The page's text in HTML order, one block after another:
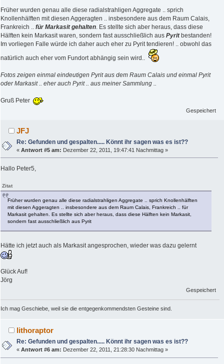
Früher wurden genau alle diese radialstrahligen Aggregate .. sprich
Knollenhälften mit diesen Aggeragten .. insbesondere aus dem Raum Calais,
Frankreich .. für Markasit gehalten . Es stellte sich aber heraus, dass diese
Hälften kein Markasit waren, sondern fast ausschließlich aus Pyritbestanden!
Im vorliegen Falle würde ich daher auch eher zu Pyrit tendieren! .. obwohl das
natürlich auch eher vom Fundort abhängig sein wird..
Fotos zeigen einmal eindeutigen Pyrit aus dem Raum Calais und einmal Pyrit
oder Markasit .. eher auch Pyrit .. aus meiner Sammlung ..
Gruß Peter
Gespeichert
JFJ
Re: Gefunden und gespalten..... Könnt ihr sagen was es ist??
«Antwort #5 am: Dezember 22, 2011, 19:47:41 Nachmittag »
Hallo Peter5,
Zitat
Früher wurden genau alle diese radialstrahligen Aggregate .. sprich Knollenhälften
mit diesen Aggeragten .. insbesondere aus dem Raum Calais, Frankreich .. für
Markasit gehalten. Es stellte sich aber heraus, dass diese Hälften kein Markasit,
sondern fast ausschließlich aus Pyrit
Hätte ich jetzt auch als Markasit angesprochen, wieder was dazu gelernt
Glück Auf!
Jörg
Gespeichert
Ich mag Geschiebe, weil sie die entgegenkommendsten Gesteine sind.
lithoraptor
Re: Gefunden und gespalten..... Könnt ihr sagen was es ist??
«Antwort #6 am: Dezember 22, 2011, 21:28:30 Nachmittag »